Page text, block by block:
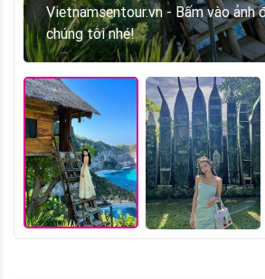
Vietnamsentour.vn - Bấm vào ảnh
chúng tôi nhé!
Vietnamsentour.vn - Bấm vào ảnh
chúng tôi nhé!